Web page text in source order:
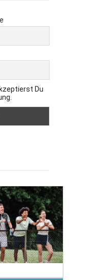
Du